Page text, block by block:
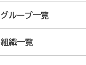
グループ一覧
組織一覧